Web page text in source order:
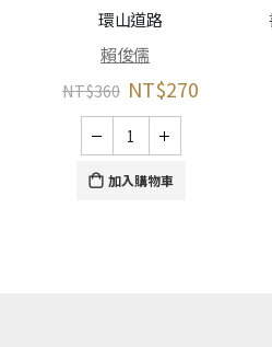
環山道路
賴俊儒
NT$360 NT$270
加入購物車